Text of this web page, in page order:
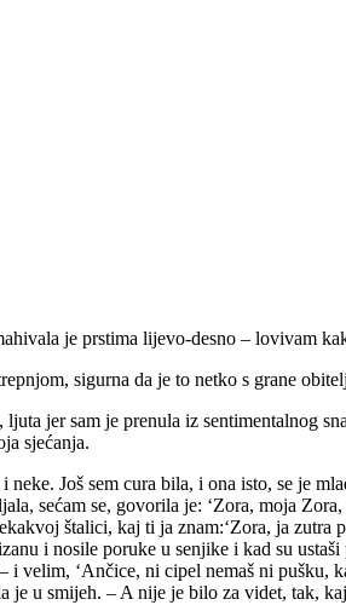
je prstima lijevo-desno – lovivam
sigurna da je to netko s grane
jer sam je prenula iz sentimentalnog
sjećanja.
Još sem cura bila, i ona isto, se je
sećam se, govorila je: ʻZora, moja
štalici, kaj ti ja znam:ʻZora, ja zutra
i nosile poruke u senjike i kad su
i velim, ʻAnčice, ni cipel nemaš ni
je u smijeh. – A nije je bilo za videt, tak,